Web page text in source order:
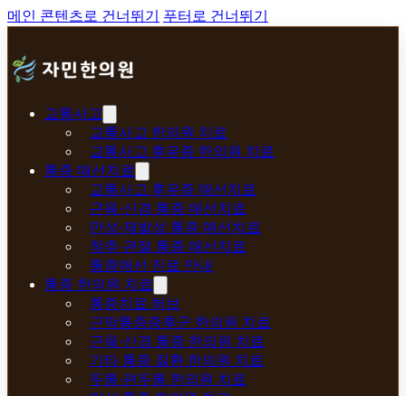
메인 콘텐츠로 건너뛰기 푸터로 건너뛰기
교통사고
교통사고 한의원 치료
교통사고 후유증 한의원 치료
통증 매선치료
교통사고 후유증 매선치료
근육·신경 통증 매선치료
만성·재발성 통증 매선치료
척추·관절 통증 매선치료
통증매선 진료 안내
통증 한의원 치료
통증치료 허브
근막통증증후군 한의원 치료
근육·신경 통증 한의원 치료
기타 통증 질환 한의원 치료
두통·편두통 한의원 치료